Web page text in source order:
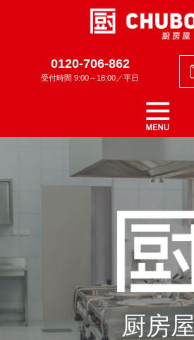
0120-706-862
受付時間 9:00～18:00／平日
厨房屋